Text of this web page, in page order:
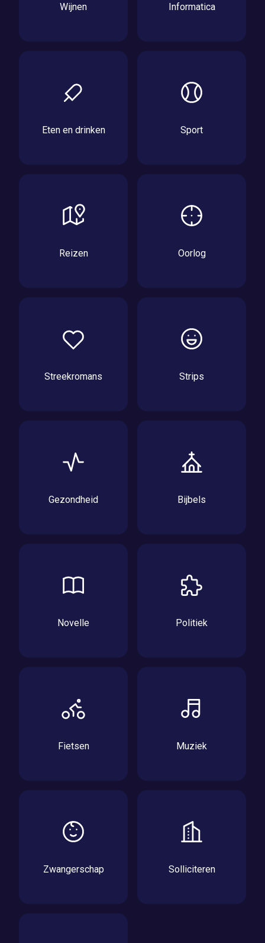
Wijnen Informatica
Eten en drinken Sport
Reizen Oorlog
Streekromans Strips
Gezondheid Bijbels
Novelle Politiek
Fietsen Muziek
Zwangerschap Solliciteren